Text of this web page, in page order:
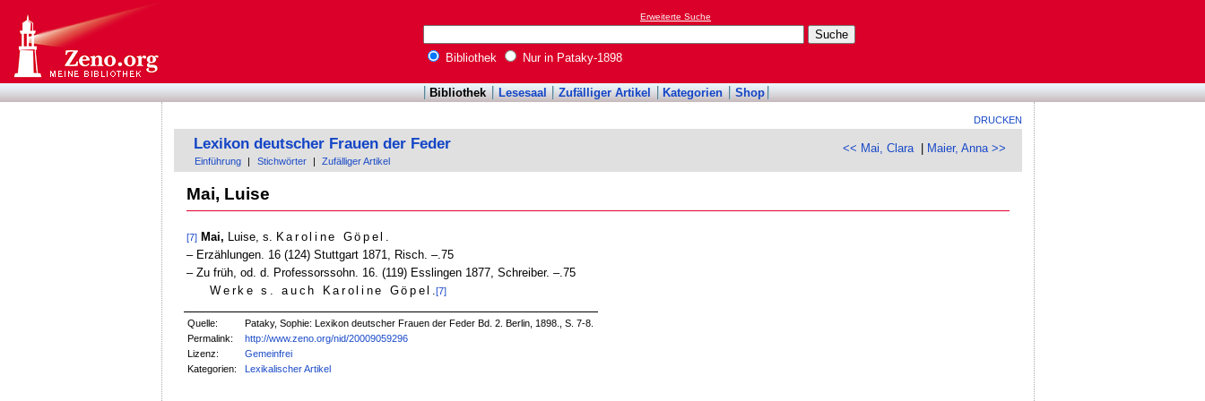
Erweiterte Suche
Bibliothek Nur in Pataky-1898
Bibliothek Lesesaal Zufälliger Artikel Kategorien Shop
DRUCKEN
<< Mai, Clara| Maier, Anna >>
Lexikon deutscher Frauen der Feder
Einführung Stichwörter Zufälliger Artikel
Mai, Luise
[7] Mai, Luise, s. Karoline Göpel
‒ Erzählungen. 16 (124) Stuttgart 1871, Risch. –.75
‒ Zu früh, od. d. Professorssohn. 16. (119) Esslingen 1877, Schreiber. –.75
Werke s. auch Karoline Göpel
[7]
Quelle:
Pataky, Sophie: Lexikon deutscher Frauen der Feder Bd. 2. Berlin, 1898., S. 7-8.
Permalink:
http://www.zeno.org/nid/20009059296
Lizenz:
Gemeinfrei
Kategorien:
Lexikalischer Artikel